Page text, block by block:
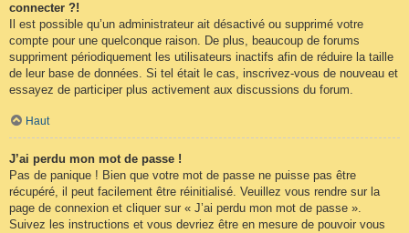
connecter ?!
Il est possible qu’un administrateur ait désactivé ou supprimé votre
compte pour une quelconque raison. De plus, beaucoup de forums
suppriment périodiquement les utilisateurs inactifs afin de réduire la taille
de leur base de données. Si tel était le cas, inscrivez-vous de nouveau et
essayez de participer plus activement aux discussions du forum.
Haut
J’ai perdu mon mot de passe !
Pas de panique ! Bien que votre mot de passe ne puisse pas être
récupéré, il peut facilement être réinitialisé. Veuillez vous rendre sur la
page de connexion et cliquer sur « J’ai perdu mon mot de passe ».
Suivez les instructions et vous devriez être en mesure de pouvoir vous